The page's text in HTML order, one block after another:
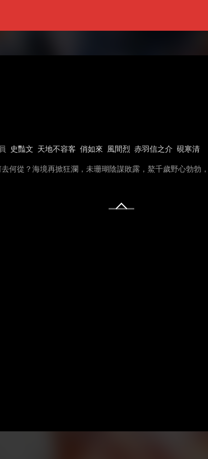
史豔文 天地不容客 俏如來 風間烈 赤羽信之介 硯寒清
何從？海境再掀狂瀾，未珊瑚陰謀敗露，鰲千歲野心勃